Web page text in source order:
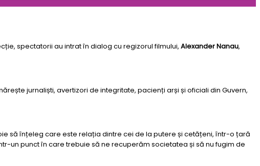
spectatorii au intrat în dialog cu regizorul filmului, Alexander Nanau,
jurnaliști, avertizori de integritate, pacienți arși și oficiali din Guvern,
să înțeleg care este relația dintre cei de la putere și cetățeni, într-o țară
un punct în care trebuie să ne recuperăm societatea și să nu fugim de